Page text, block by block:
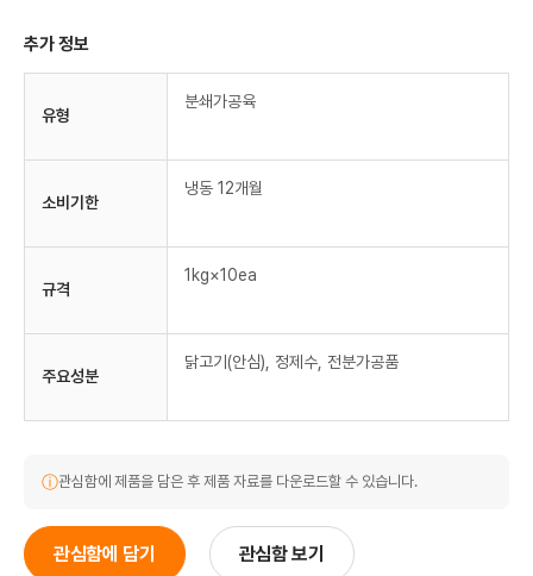
추가 정보
유형
분쇄가공육
소비기한
냉동 12개월
규격
1kg×10ea
주요성분
닭고기(안심), 정제수, 전분가공품
ⓘ관심함에 제품을 담은 후 제품 자료를 다운로드할 수 있습니다.
관심함에 담기 관심함 보기